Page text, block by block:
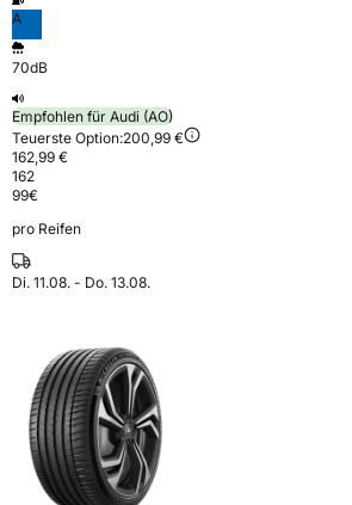
A
70dB
Empfohlen für Audi (AO)
Teuerste Option:200,99 €
162,99 €
162
99€
pro Reifen
Di. 11.08. - Do. 13.08.